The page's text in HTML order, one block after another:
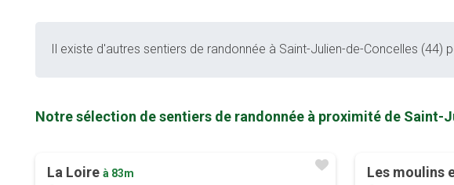
Il existe d'autres sentiers de randonnée à Saint-Julien-de-Concelles (44)
Notre sélection de sentiers de randonnée à proximité de Saint-
La Loire à 83m
Les moulins